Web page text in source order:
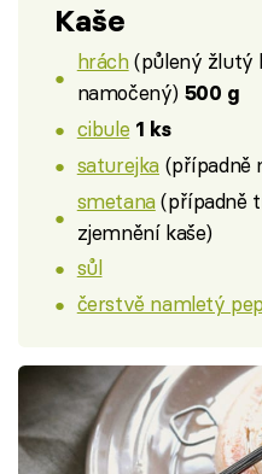
Kaše
hrách(půlený žlutý
namočený) 500 g
cibule 1 ks
saturejka(případně
smetana(případně
zjemnění kaše)
sůl
čerstvě namletý